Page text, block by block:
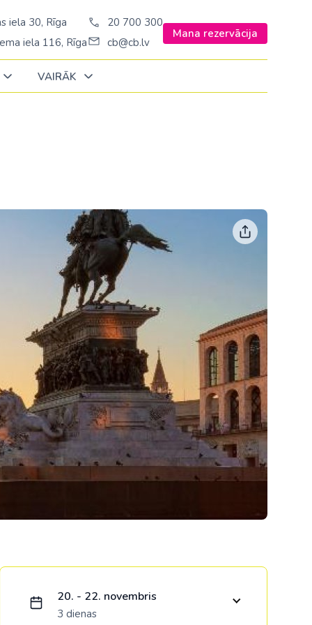
iela 30, Rīga
iela 116, Rīga
20 700 300
cb@cb.lv
Mana rezervācija
Stambulā)
ASV
Brazīlija
Dominikānas republika
Kanāda
Kolumbija
Kostarika
Meksika
Panama
Vācija
Zviedrija
VAIRĀK
Ielādējam piedāvājumu...
20. - 22. novembris
3 dienas